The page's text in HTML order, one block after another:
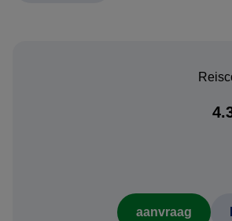
Vanuit een jungle logde ontdekt u het
tijdens wandelingen, boottochten en
, het
moerasgebied ter wereld en een van
Zuid-Amerika om wildlife te spotten. In
aanvraag